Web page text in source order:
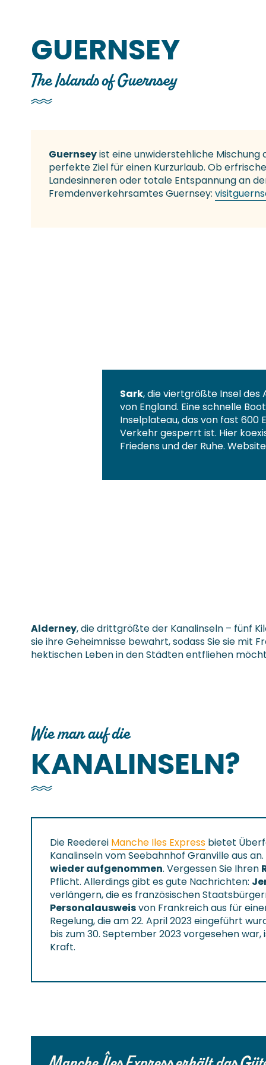
GUERNSEY
The Islands of Guernsey
Guernseyist eine unwiderstehliche
perfekte Ziel für einen Kurzurlaub. Ob
Landesinneren oder totale Entspannung an
Fremdenverkehrsamtes Guernsey:
Sark, die viertgrößte Insel des
von England. Eine schnelle
Inselplateau, das von fast 600
Verkehr gesperrt ist. Hier
Friedens und der Ruhe.
Alderney, die drittgrößte der Kanalinseln – fünf
sie ihre Geheimnisse bewahrt, sodass Sie sie mit
hektischen Leben in den Städten entfliehen
Wie man auf die
KANALINSELN?
Die Reederei Manche Iles Express bietet
Kanalinseln vom Seebahnhof Granville aus an.
wieder aufgenommen. Vergessen Sie Ihren
Pflicht. Allerdings gibt es gute Nachrichten:
verlängern, die es französischen
Personalausweisvon Frankreich aus für
Regelung, die am 22. April 2023 eingeführt
bis zum 30. September 2023 vorgesehen war,
Kraft.